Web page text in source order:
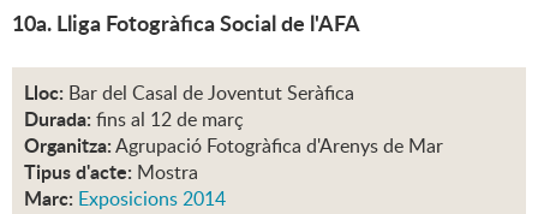
10a. Lliga Fotogràfica Social de l'AFA
Lloc: Bar del Casal de Joventut Seràfica
Durada: fins al 12 de març
Organitza:Agrupació Fotogràfica d'Arenys de Mar
Tipus d'acte: Mostra
Marc: Exposicions 2014